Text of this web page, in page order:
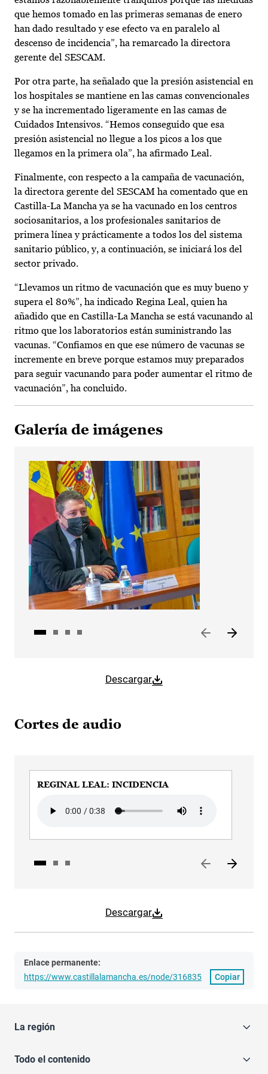
que hemos tomado en las primeras semanas de enero
han dado resultado y ese efecto va en paralelo al
descenso de incidencia”, ha remarcado la directora
gerente del SESCAM.
Por otra parte, ha señalado que la presión asistencial en
los hospitales se mantiene en las camas convencionales
y se ha incrementado ligeramente en las camas de
Cuidados Intensivos. “Hemos conseguido que esa
presión asistencial no llegue a los picos a los que
llegamos en la primera ola”, ha afirmado Leal.
Finalmente, con respecto a la campaña de vacunación,
la directora gerente del SESCAM ha comentado que en
Castilla-La Mancha ya se ha vacunado en los centros
sociosanitarios, a los profesionales sanitarios de
primera línea y prácticamente a todos los del sistema
sanitario público, y, a continuación, se iniciará los del
sector privado.
“Llevamos un ritmo de vacunación que es muy bueno y
supera el 80%”, ha indicado Regina Leal, quien ha
añadido que en Castilla-La Mancha se está vacunando al
ritmo que los laboratorios están suministrando las
vacunas. “Confiamos en que ese número de vacunas se
incremente en breve porque estamos muy preparados
para seguir vacunando para poder aumentar el ritmo de
vacunación”, ha concluido.
Galería de imágenes
Descargar
Cortes de audio
Descargar
REGINAL LEAL: INCIDENCIA
Enlace permanente:
https://www.castillalamancha.es/node/316835
Copiar
La región
Todo el contenido